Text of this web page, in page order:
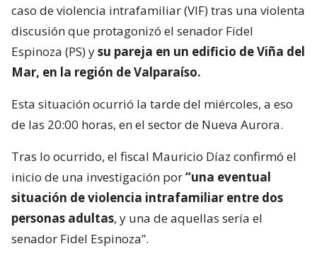
caso de violencia intrafamiliar (VIF) tras una violenta
discusión que protagonizó el senador Fidel
Espinoza (PS) ysu pareja en un edificio de Viña del
Mar, en la región de Valparaíso.
Esta situación ocurrió la tarde del miércoles, a eso
de las 20:00 horas, en el sector de Nueva Aurora.
Tras lo ocurrido, el fiscal Mauricio Díaz confirmó el
inicio de una investigación por“una eventual
situación de violencia intrafamiliar entre dos
personas adultas, y una de aquellas sería el
senador Fidel Espinoza”.